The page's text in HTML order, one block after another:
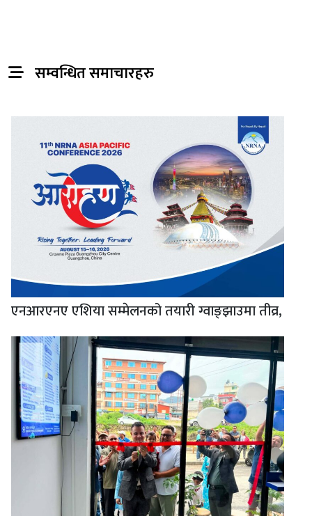
सम्वन्धित समाचारहरु
एनआरएनए एशिया सम्मेलनको तयारी ग्वाङ्झाउमा तीव्र,